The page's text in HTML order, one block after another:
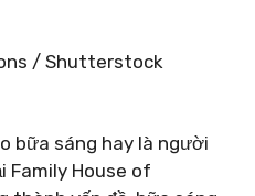
/ Shutterstock
bữa sáng hay là người
Family House of